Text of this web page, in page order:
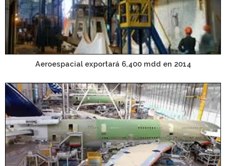
Aeroespacial exportará 6,400 mdd en 2014